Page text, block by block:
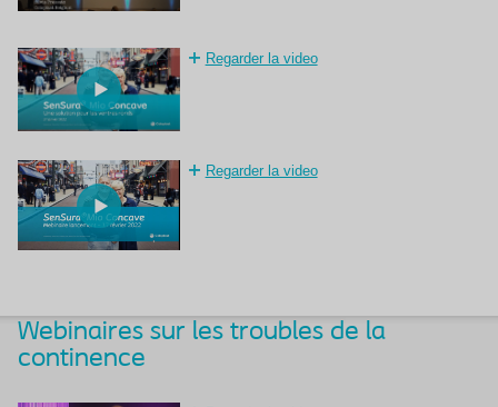
Regarder la video
Regarder la video
Webinaires sur les troubles de la
continence